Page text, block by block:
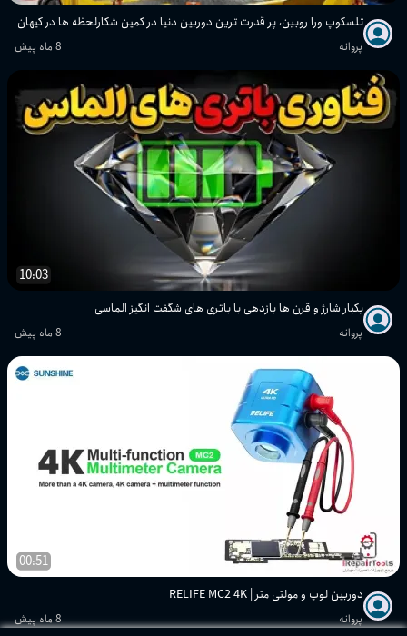
تلسکوپ ورا روبین، پر قدرت ترین دوربین دنیا در کمین شکارلحظه ها در کیهان
پروانه 8 ماه پیش
10:03
یکبار شارژ و قرن ها بازدهی با باتری های شگفت انگیز الماسی
پروانه 8 ماه پیش
00:51
دوربین لوپ و مولتی متر | RELIFE MC2 4K
پروانه 8 ماه پیش